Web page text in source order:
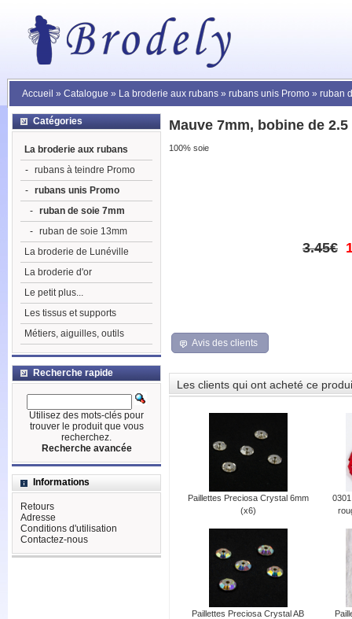
Accueil » Catalogue » La broderie aux rubans » rubans unis Promo » ruban
Mauve 7mm, bobine de
100% soie
3.45€
Avis des clients
Les clients qui ont acheté ce
Paillettes Preciosa Crystal 6mm
(x6)
Paillettes Preciosa Crystal AB
Catégories
La broderie aux rubans
- rubans à teindre Promo
- rubans unis Promo
- ruban de soie 7mm
- ruban de soie 13mm
La broderie de Lunéville
La broderie d'or
Le petit plus...
Les tissus et supports
Métiers, aiguilles, outils
Recherche rapide
Utilisez des mots-clés pour
trouver le produit que vous
recherchez.
Recherche avancée
Informations
Retours
Adresse
Conditions d'utilisation
Contactez-nous